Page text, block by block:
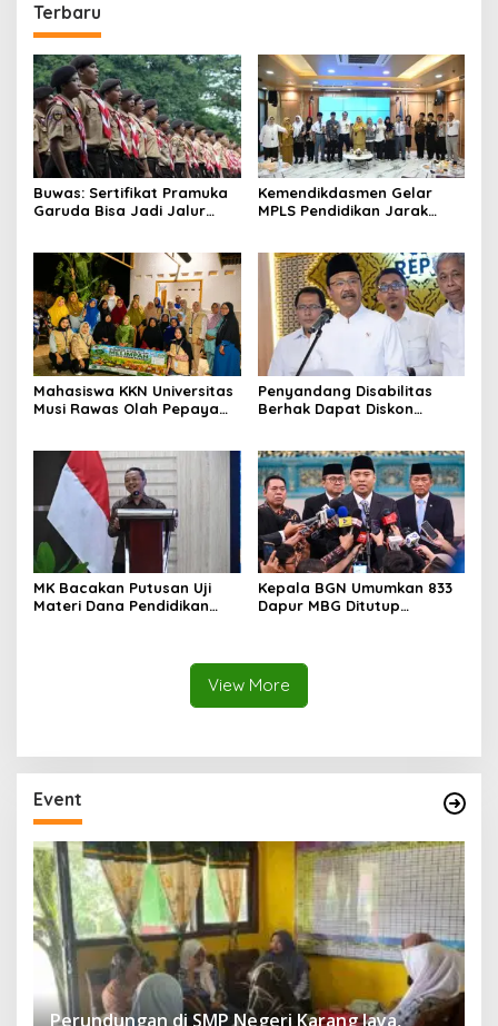
Terbaru
Buwas: Sertifikat Pramuka
Garuda Bisa Jadi Jalur
Kemendikdasmen Gelar
MPLS Pendidikan Jarak
Mahasiswa KKN Universitas
Musi Rawas Olah Pepaya
Desa Air Satan
Penyandang Disabilitas
Berhak Dapat Diskon
MK Bacakan Putusan Uji
Materi Dana Pendidikan
Kepala BGN Umumkan 833
Dapur MBG Ditutup
View More
Event
Perundungan di SMP Negeri Karang Jaya,